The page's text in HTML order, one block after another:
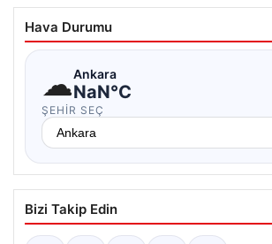
Hava Durumu
☁Ankara
NaN°C
ŞEHIR SEÇ
Bizi Takip Edin